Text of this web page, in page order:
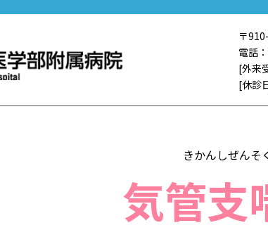
〒
電話
[外来
[休診
きかんしぜんそ
気管支